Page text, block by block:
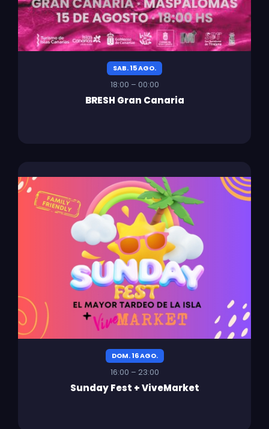
SAB. 15 AGO.
18:00 – 00:00
BRESH Gran Canaria
DOM. 16 AGO.
16:00 – 23:00
Sunday Fest + ViveMarket